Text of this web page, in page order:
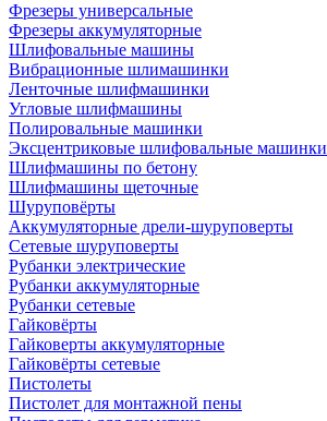
Фрезеры универсальные
Фрезеры аккумуляторные
Шлифовальные машины
Вибрационные шлимашинки
Ленточные шлифмашинки
Угловые шлифмашины
Полировальные машинки
Эксцентриковые шлифовальные машинки
Шлифмашины по бетону
Шлифмашины щеточные
Шуруповёрты
Аккумуляторные дрели-шуруповерты
Сетевые шуруповерты
Рубанки электрические
Рубанки аккумуляторные
Рубанки сетевые
Гайковёрты
Гайковерты аккумуляторные
Гайковёрты сетевые
Пистолеты
Пистолет для монтажной пены